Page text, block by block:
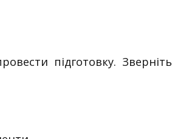
підготовку. Зверніть